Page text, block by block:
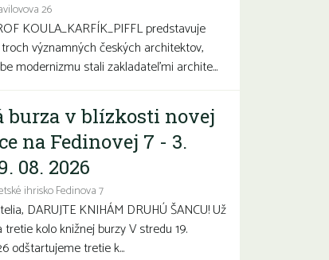
26
KOULA_KARFÍK_PIFFL predstavuje
významných českých architektov,
modernizmu stali zakladateľmi archite...
burza v blízkosti novej
na Fedinovej 7 - 3.
08. 2026
ihrisko Fedinova 7
DARUJTE KNIHÁM DRUHÚ ŠANCU! Už
kolo knižnej burzy V stredu 19.
odštartujeme tretie k...